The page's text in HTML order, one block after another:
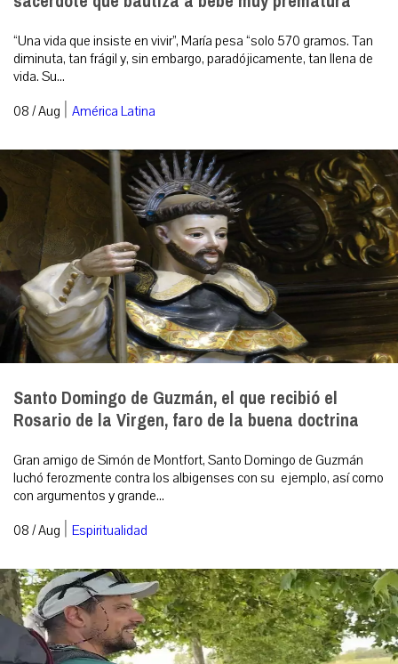
“Una vida que insiste en vivir”, María pesa “solo 570 gramos. Tan
diminuta, tan frágil y, sin embargo, paradójicamente, tan llena de
vida. Su...
08 / Aug | América Latina
Santo Domingo de Guzmán, el que recibió el
Rosario de la Virgen, faro de la buena doctrina
Gran amigo de Simón de Montfort, Santo Domingo de Guzmán
luchó ferozmente contra los albigenses con su ejemplo, así como
con argumentos y grande...
08 / Aug | Espiritualidad